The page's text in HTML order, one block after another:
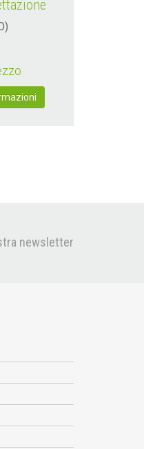
newsletter